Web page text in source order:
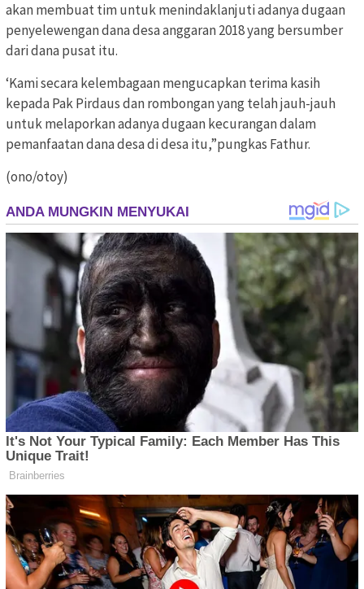
akan membuat tim untuk menindaklanjuti adanya dugaan
penyelewengan dana desa anggaran 2018 yang bersumber
dari dana pusat itu.
‘Kami secara kelembagaan mengucapkan terima kasih
kepada Pak Pirdaus dan rombongan yang telah jauh-jauh
untuk melaporkan adanya dugaan kecurangan dalam
pemanfaatan dana desa di desa itu,”pungkas Fathur.
(ono/otoy)